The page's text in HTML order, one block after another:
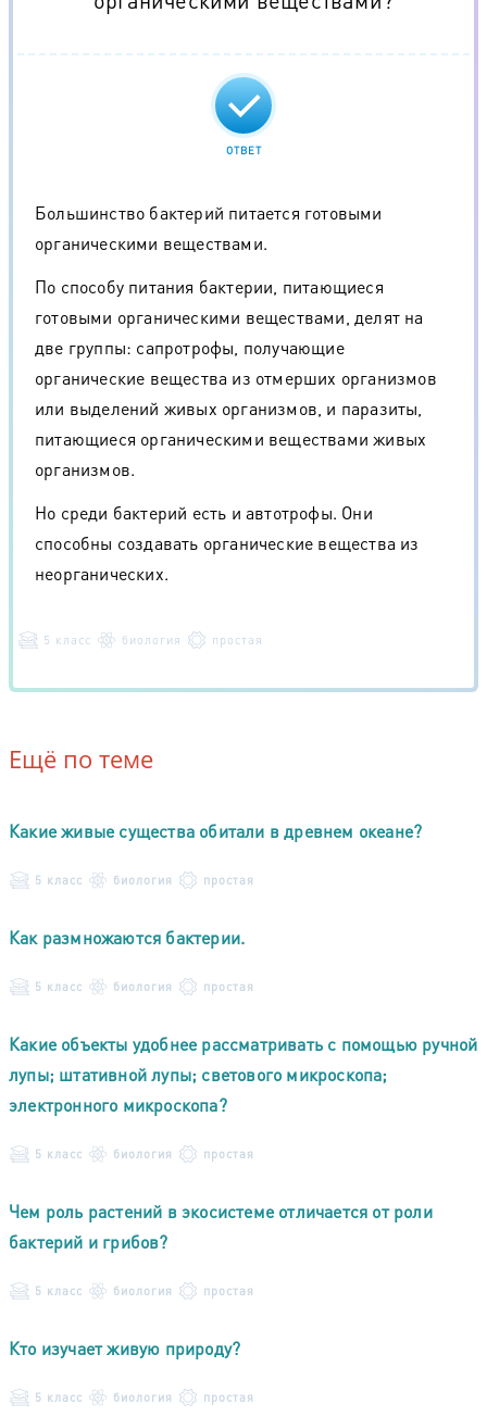
ОТВЕТ
Большинство бактерий питается готовыми
органическими веществами.
По способу питания бактерии, питающиеся
готовыми органическими веществами, делят на
две группы: сапротрофы, получающие
органические вещества из отмерших организмов
или выделений живых организмов, и паразиты,
питающиеся органическими веществами живых
организмов.
Но среди бактерий есть и автотрофы. Они
способны создавать органические вещества из
неорганических.
5 класс биология простая
Ещё по теме
Какие живые существа обитали в древнем океане?
5 класс биология простая
Как размножаются бактерии.
5 класс биология простая
Какие объекты удобнее рассматривать с помощью ручной
лупы; штативной лупы; светового микроскопа;
электронного микроскопа?
5 класс биология простая
Чем роль растений в экосистеме отличается от роли
бактерий и грибов?
5 класс биология простая
Кто изучает живую природу?
5 класс биология простая